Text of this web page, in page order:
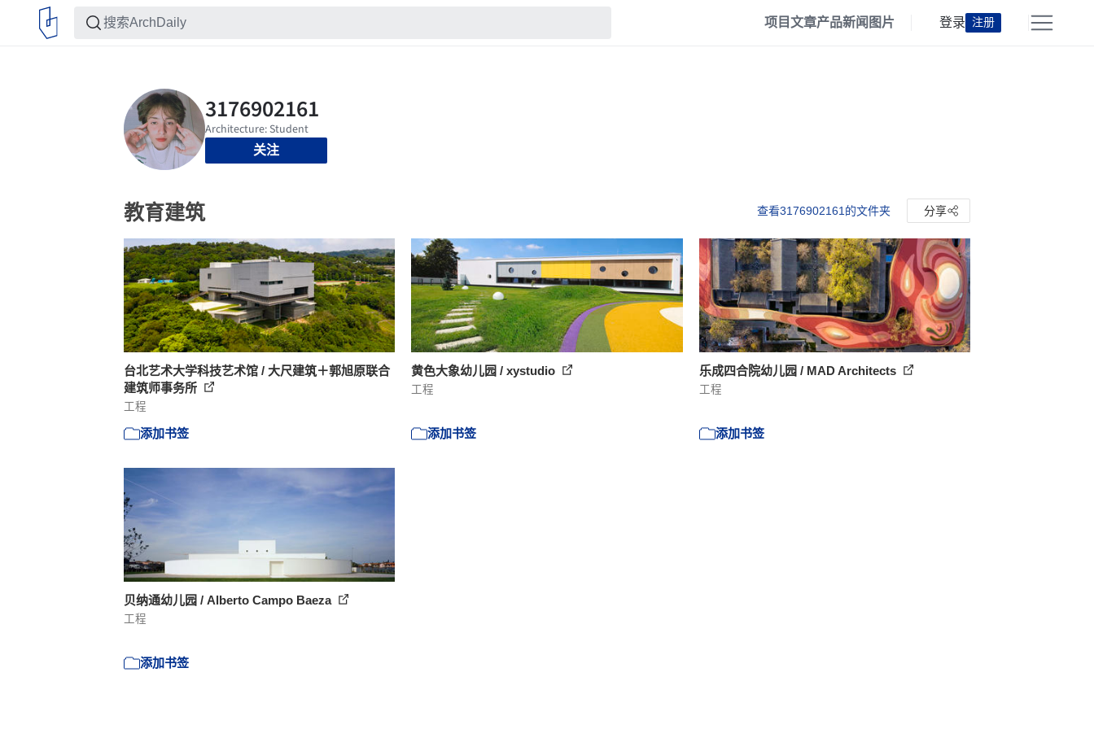
项目文章产品新闻 图片 登录 注册
关注
教育建筑 查看3176902161的文件夹 分享
台北艺术大学科技艺术馆 / 大尺建筑＋郭旭原联合
建筑师事务所
工程
添加书签
黄色大象幼儿园 / xystudio
工程
添加书签
乐成四合院幼儿园 / MAD Architects
工程
添加书签
贝纳通幼儿园 / Alberto Campo Baeza
工程
添加书签